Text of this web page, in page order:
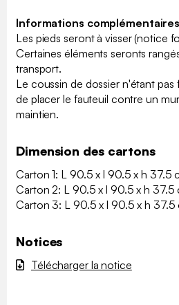
Informations
Les pieds seront à visser (notice
Certaines éléments seronts
transport.
Le coussin de dossier n'étant pas
de placer le fauteuil contre un
maintien.
Dimension des cartons
Carton 1: L 90.5 x l 90.5 x h 37.5
Carton 2: L 90.5 x l 90.5 x h 37.5
Carton 3: L 90.5 x l 90.5 x h 37.5
Notices
Télécharger la notice